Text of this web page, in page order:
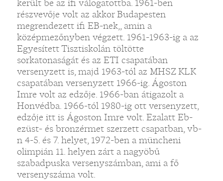
került be az ifi válogatottba. 1961-ben
részvevője volt az akkor Budapesten
megrendezett ifi EB-nek,, amin a
középmezőnyben végzett. 1961-1963-ig a az
Egyesített Tisztiskolán töltötte
sorkatonaságát és az ETI csapatában
versenyzett is, majd 1963-tól az MHSZ KLK
csapatában versenyzett 1966-ig. Ágoston
Imre volt az edzője. 1966-ban átigazolt a
Honvédba. 1966-tól 1980-ig ott versenyzett,
edzője itt is Ágoston Imre volt. Ezalatt Eb-
ezüst- és bronzérmet szerzett csapatban, vb-
n 4-5. és 7. helyet, 1972-ben a müncheni
olimpián 11. helyen zárt a nagyöbű
szabadpuska versenyszámban, ami a fő
versenyszáma volt.